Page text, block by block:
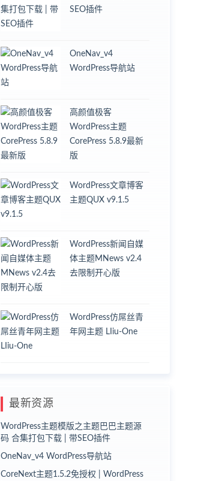
SEO插件
OneNav_v4
WordPress导航站
高颜值极客
WordPress主题
CorePress 5.8.9最新
版
WordPress文章博客
主题QUX v9.1.5
WordPress新闻自媒
体主题MNews v2.4
去限制开心版
WordPress仿屌丝青
年网主题 LIiu-One
最新资源
WordPress主题模版之主题巴巴主题源
码 合集打包下载 | 带SEO插件
OneNav_v4 WordPress导航站
CoreNext主题1.5.2免授权 | WordPress